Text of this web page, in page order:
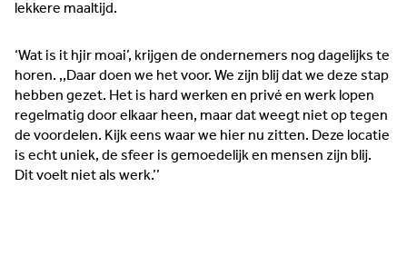
lekkere maaltijd.
‘Wat is it hjir moai’, krijgen de ondernemers nog dagelijks te
horen. ,,Daar doen we het voor. We zijn blij dat we deze stap
hebben gezet. Het is hard werken en privé en werk lopen
regelmatig door elkaar heen, maar dat weegt niet op tegen
de voordelen. Kijk eens waar we hier nu zitten. Deze locatie
is echt uniek, de sfeer is gemoedelijk en mensen zijn blij.
Dit voelt niet als werk.’’
‘Oog voor de mens’, was voor Vera Postema de